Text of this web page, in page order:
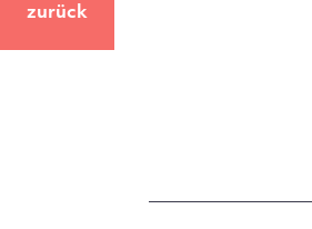
zurück